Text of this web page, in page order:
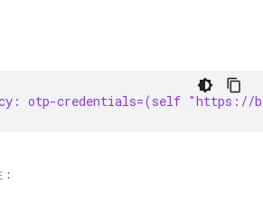
otp-credentials=(self "https://